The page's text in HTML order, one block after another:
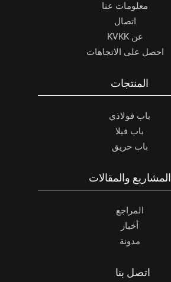
معلومات عنا
اتصال
عن KVKK
احصل على الاتجاهات
المنتجات
باب فولاذي
باب فيلا
باب حريق
المشاريع والمقالات
المراجع
أخبار
مدونة
اتصل بنا